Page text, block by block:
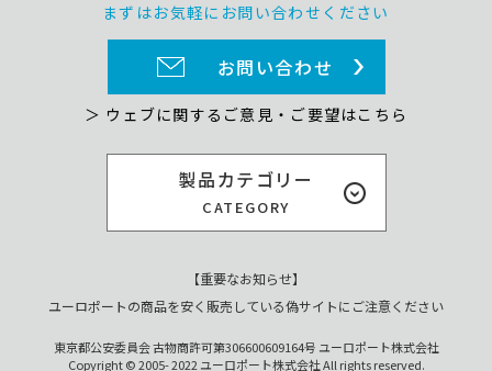
製品カテゴリー
CATEGORY
まずはお気軽にお問い合わせください
お問い合わせ
＞ ウェブに関するご意見・ご要望はこちら
【重要なお知らせ】
ユーロポートの商品を安く販売している偽サイトにご注意ください
東京都公安委員会 古物商許可第306600609164号 ユーロポート株式会社
Copyright © 2005- 2022 ユーロポート株式会社 All rights reserved.